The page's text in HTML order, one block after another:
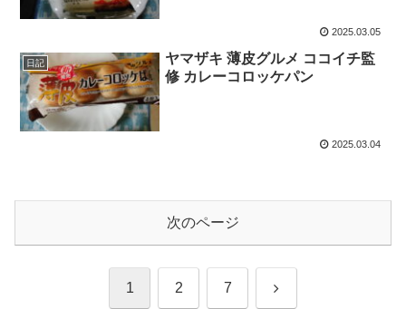
2025.03.05
日記
ヤマザキ 薄皮グルメ ココイチ監
修 カレーコロッケパン
2025.03.04
次のページ
1 2 7 次